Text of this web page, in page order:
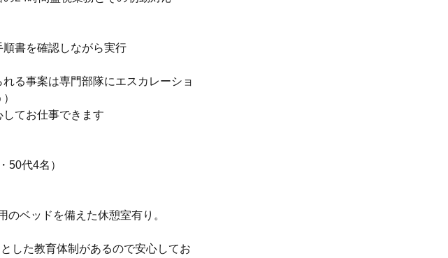
順書を確認しながら実行
る事案は専門部隊にエスカレーショ
てお仕事できます
50代4名）
ベッドを備えた休憩室有り。
した教育体制があるので安心してお